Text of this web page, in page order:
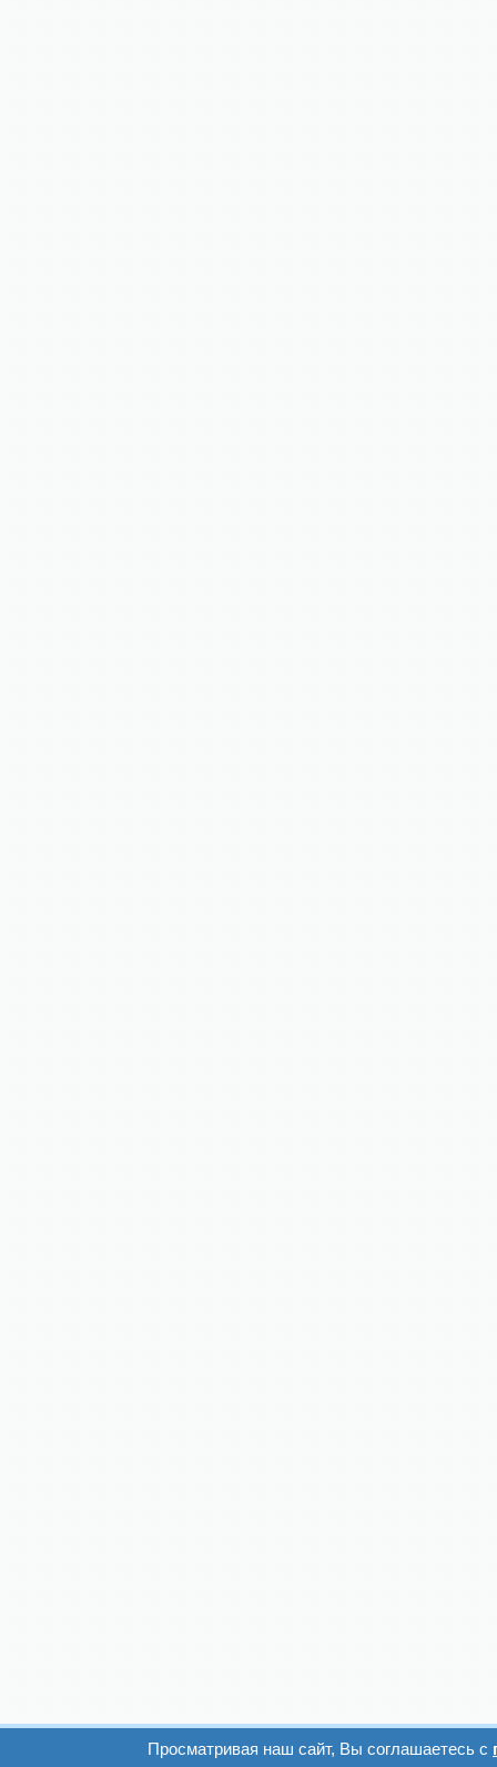
Просматривая наш сайт, Вы соглашаетесь с